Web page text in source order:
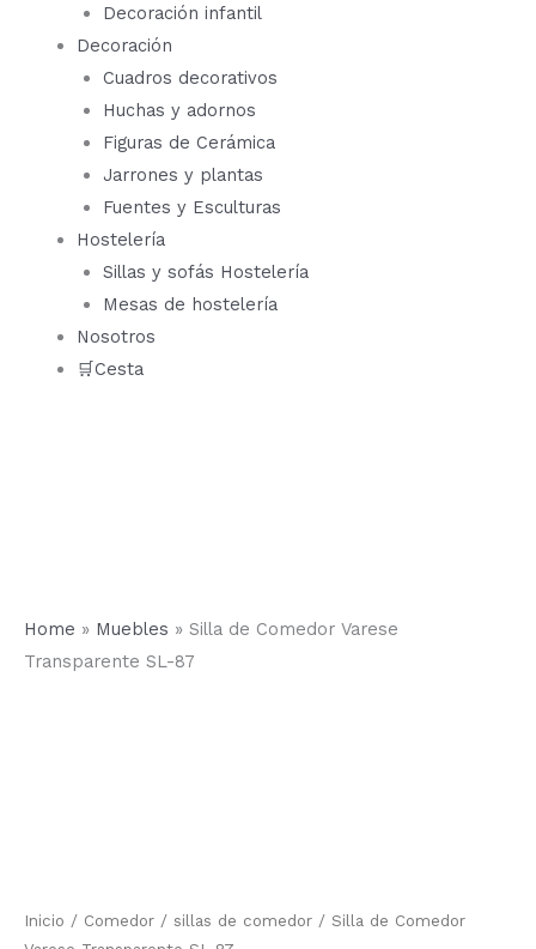
Decoración infantil
Decoración
Cuadros decorativos
Huchas y adornos
Figuras de Cerámica
Jarrones y plantas
Fuentes y Esculturas
Hostelería
Sillas y sofás Hostelería
Mesas de hostelería
Nosotros
🛒Cesta
Home » Muebles » Silla de Comedor Varese
Transparente SL-87
Inicio / Comedor / sillas de comedor / Silla de Comedor